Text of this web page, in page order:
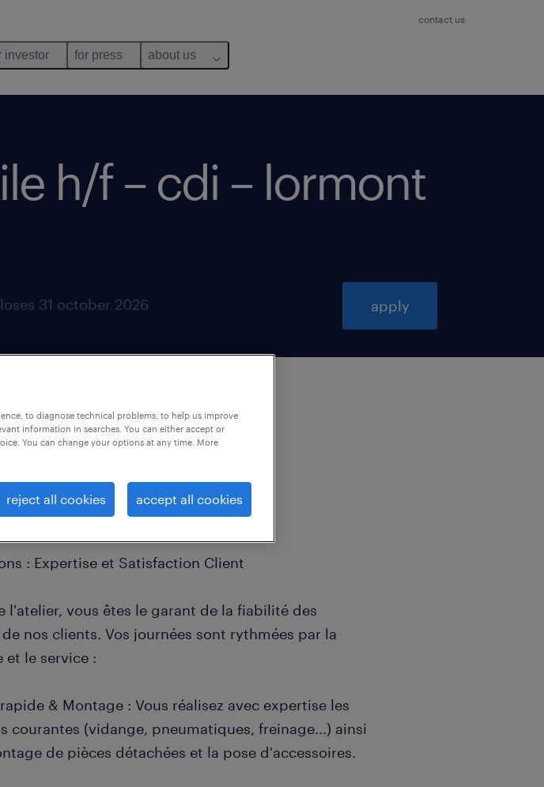
contact us
investor for press about us
h/f – cdi – lormont
31 october 2026 apply
du poste
: Expertise et Satisfaction Client
l'atelier, vous êtes le garant de la fiabilité des
nos clients. Vos journées sont rythmées par la
et le service :
& Montage : Vous réalisez avec expertise les
courantes (vidange, pneumatiques, freinage...) ainsi
de pièces détachées et la pose d'accessoires.
to diagnose technical problems, to help us improve
information in searches. You can either accept or
You can change your options at any time. More
reject all cookies accept all cookies